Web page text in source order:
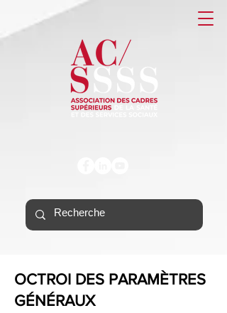
OCTROI DES PARAMÈTRES
GÉNÉRAUX